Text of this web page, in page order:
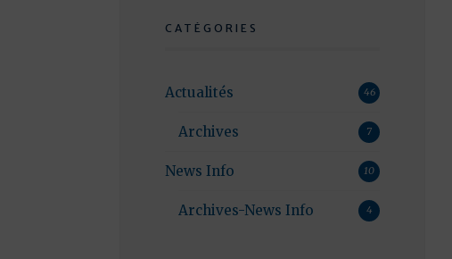
CATÉGORIES
Actualités 46
Archives 7
News Info 10
Archives-News Info 4